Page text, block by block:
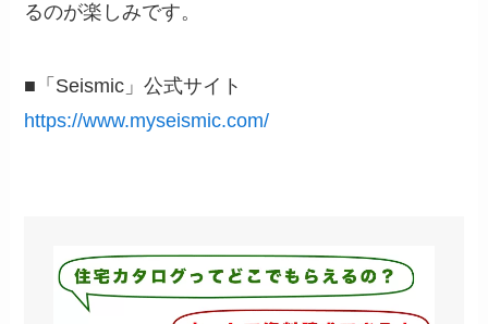
るのが楽しみです。
■「Seismic」公式サイト
https://www.myseismic.com/